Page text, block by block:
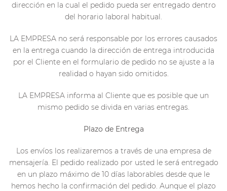
dirección en la cual el pedido pueda ser entregado dentro
del horario laboral habitual.
LA EMPRESA no será responsable por los errores causados
en la entrega cuando la dirección de entrega introducida
por el Cliente en el formulario de pedido no se ajuste a la
realidad o hayan sido omitidos.
LA EMPRESA informa al Cliente que es posible que un
mismo pedido se divida en varias entregas.
Plazo de Entrega
Los envíos los realizaremos a través de una empresa de
mensajería. El pedido realizado por usted le será entregado
en un plazo máximo de 10 días laborables desde que le
hemos hecho la confirmación del pedido. Aunque el plazo